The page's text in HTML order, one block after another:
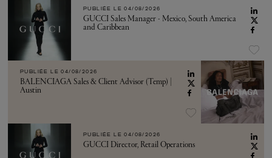
PUBLIÉE LE 04/08/2026
GUCCI Sales Manager - Mexico, South America
and Caribbean
PUBLIÉE LE 04/08/2026
BALENCIAGA Sales & Client Advisor (Temp) |
Austin
PUBLIÉE LE 04/08/2026
GUCCI Director, Retail Operations